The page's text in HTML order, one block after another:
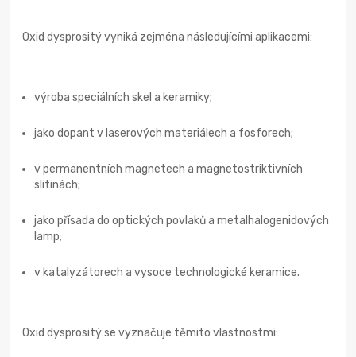
Oxid dysprositý vyniká zejména následujícími aplikacemi:
výroba speciálních skel a keramiky;
jako dopant v laserových materiálech a fosforech;
v permanentních magnetech a magnetostriktivních
slitinách;
jako přísada do optických povlaků a metalhalogenidových
lamp;
v katalyzátorech a vysoce technologické keramice.
Oxid dysprositý se vyznačuje těmito vlastnostmi: